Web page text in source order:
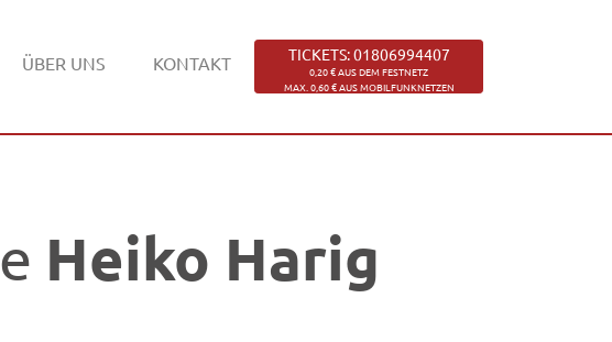
ÜBER UNS KONTAKT TICKETS: 01806994407
0,20 € AUS DEM FESTNETZ
MAX. 0,60 € AUS MOBILFUNKNETZEN
Heiko Harig